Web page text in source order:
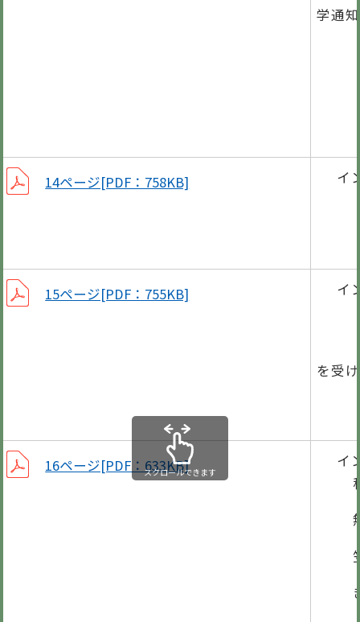
学通
14ページ[PDF：758KB]
イ
15ページ[PDF：755KB]
イ
を受
16ページ[PDF：633KB]
イ
税
無
笠
ぎ
スクロールできます